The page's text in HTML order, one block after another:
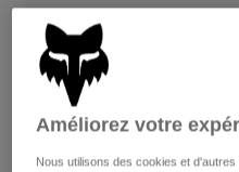
Pantalons
Vestes
Pantalons
Gants
Vestes
Chemises
Voir tout
Femme
Protections
Masques
Chaussettes
Voir tout
Améliorez votre
Nous utilisons des cookies et